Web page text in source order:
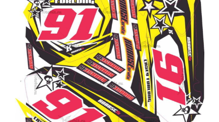
товар
имеет
несколько
вариаций.
Опции
можно
выбрать
странице
товара.